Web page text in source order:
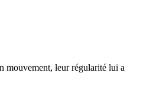
mouvement, leur régularité lui a